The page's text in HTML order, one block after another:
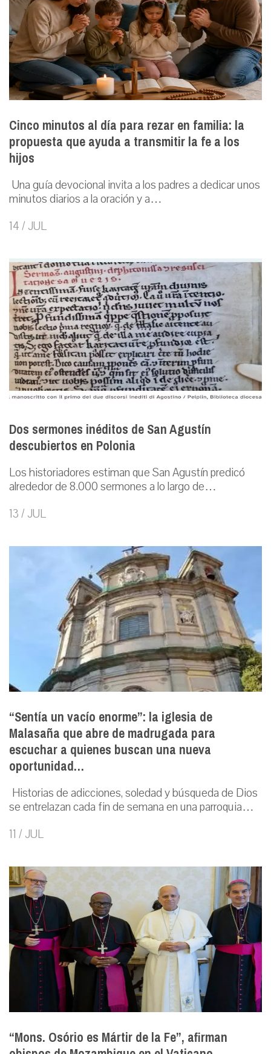
Cinco minutos al día para rezar en familia: la
propuesta que ayuda a transmitir la fe a los
hijos
Una guía devocional invita a los padres a dedicar unos
minutos diarios a la oración y a…
14 / JUL
Dos sermones inéditos de San Agustín
descubiertos en Polonia
Los historiadores estiman que San Agustín predicó
alrededor de 8.000 sermones a lo largo de…
13 / JUL
“Sentía un vacío enorme”: la iglesia de
Malasaña que abre de madrugada para
escuchar a quienes buscan una nueva
oportunidad…
Historias de adicciones, soledad y búsqueda de Dios
se entrelazan cada fin de semana en una parroquia…
11 / JUL
“Mons. Osório es Mártir de la Fe”, afirman